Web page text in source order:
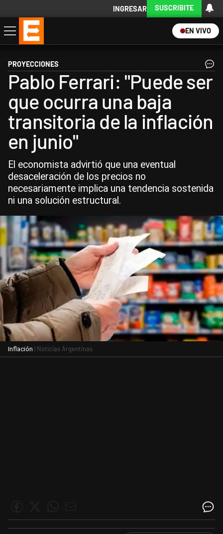
INGRESAR SUSCRIBITE
EN VIVO
Economía
Política
Internacional
Actualidad
Descargá la App
PROYECCIONES
Pablo Ferrari: "Puede ser
que ocurra una baja
transitoria de la inflación
en junio"
El economista advirtió que una eventual
desaceleración de los precios no
necesariamente implica una tendencia sostenida
ni una solución estructural.
Inflación | Noticias Argentinas